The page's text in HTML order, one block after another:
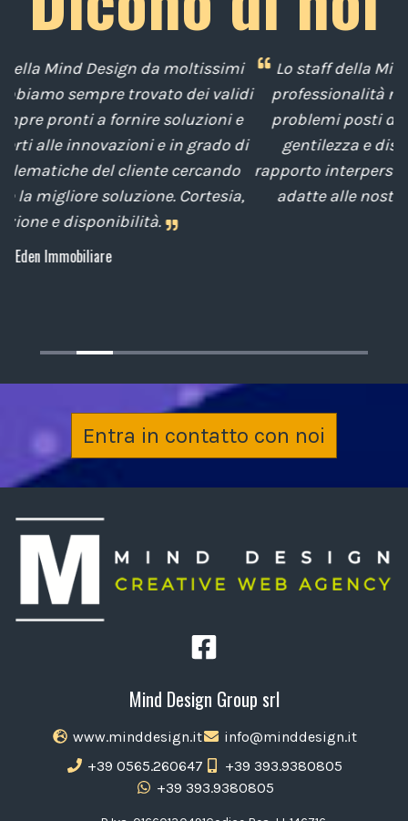
Lo staff della Mind Design ci ha mostrato la sua
professionalità nella soluzione tempestiva dei
problemi posti da noi nel corso degli anni, con
gentilezza e disponibilità nella gestione del
rapporto interpersonale, con competenze tecniche
adatte alle nostre esigenze sempre attenti al
cliente.
Entra in contatto con noi
Mind Design Group srl
www.minddesign.it
info@minddesign.it
+39 0565.260647
+39 393.9380805
+39 393.9380805